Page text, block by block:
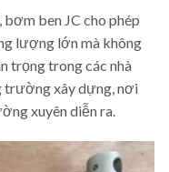
ben JC cho phép
lượng lớn mà không
trọng trong các nhà
trường xây dựng, nơi
xuyên diễn ra.